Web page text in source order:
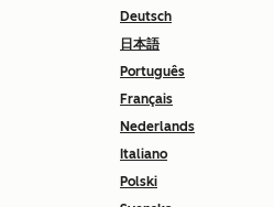
Deutsch
日本語
Português
Français
Nederlands
Italiano
Polski